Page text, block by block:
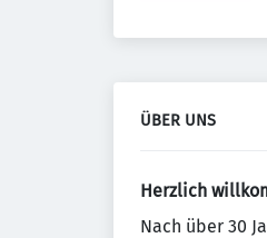
ÜBER UNS
Herzlich
Nach über 30